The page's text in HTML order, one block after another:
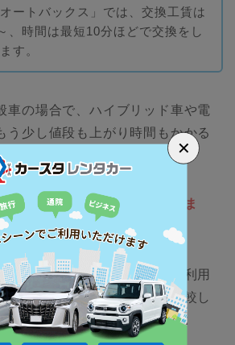
ートバックス」では、交換工賃は
、時間は最短10分ほどで交換をし
す。
車の場合で、ハイブリッド車や電
う少し値段も上がり時間もかかる
ッテリーの購入費用がかかりま
バッテリーの交換をセットで利用
料という店舗もあるので、比較し
う。
✕